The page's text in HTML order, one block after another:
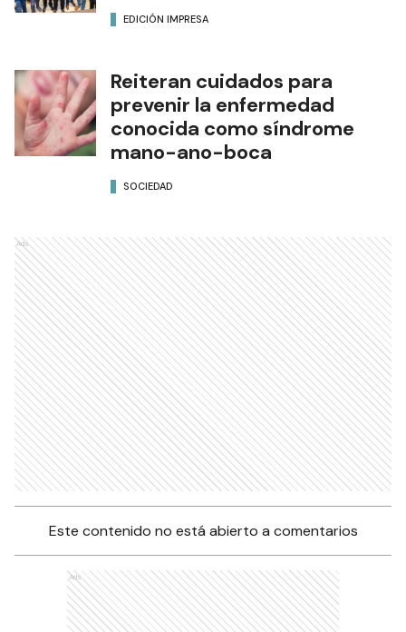
EDICIÓN IMPRESA
Reiteran cuidados para
prevenir la enfermedad
conocida como síndrome
mano-ano-boca
SOCIEDAD
Ads
Este contenido no está abierto a comentarios
Ads